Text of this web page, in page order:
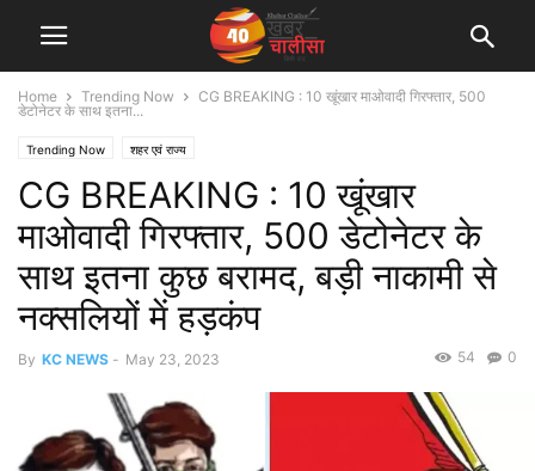
Home Trending Now
CG BREAKING : 10 खूंखार माओवादी गिरफ्तार, 500
डेटोनेटर के साथ इतना...
Trending Now शहर एवं राज्य
CG BREAKING : 10 खूंखार
माओवादी गिरफ्तार, 500 डेटोनेटर के
साथ इतना कुछ बरामद, बड़ी नाकामी से
नक्सलियों में हड़कंप
By KC NEWS - May 23, 2023 0
54